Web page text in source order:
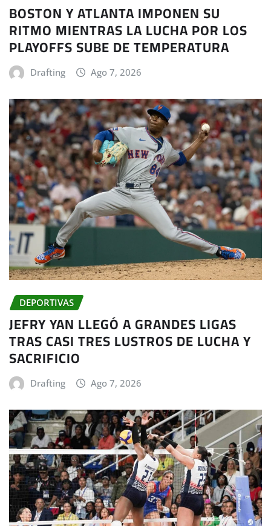
BOSTON Y ATLANTA IMPONEN SU
RITMO MIENTRAS LA LUCHA POR LOS
PLAYOFFS SUBE DE TEMPERATURA
Drafting Ago 7, 2026
DEPORTIVAS
JEFRY YAN LLEGÓ A GRANDES LIGAS
TRAS CASI TRES LUSTROS DE LUCHA Y
SACRIFICIO
Drafting Ago 7, 2026